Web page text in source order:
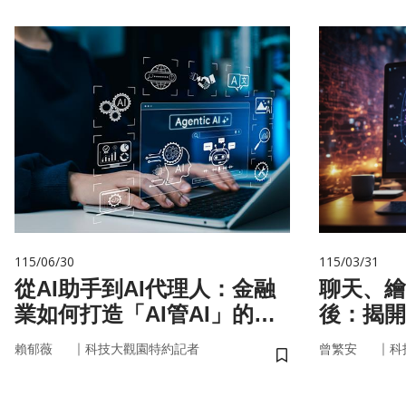
115/06/30
從AI助手到AI代理人：金融
業如何打造「AI管AI」的新
治理模式？
賴郁薇 ｜ 科技大觀園特約記者
儲存書籤
115/03/31
聊天、
後：揭
力」的
曾繁安 ｜ 科